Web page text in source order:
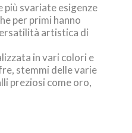
più svariate esigenze
per primi hanno
artistica di
in vari colori e
stemmi delle varie
preziosi come oro,